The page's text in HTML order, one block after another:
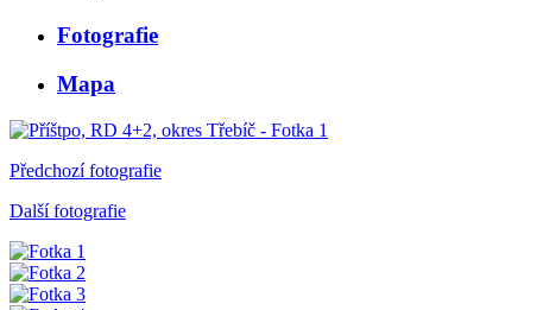
Fotografie
Mapa
Předchozí fotografie
Další fotografie